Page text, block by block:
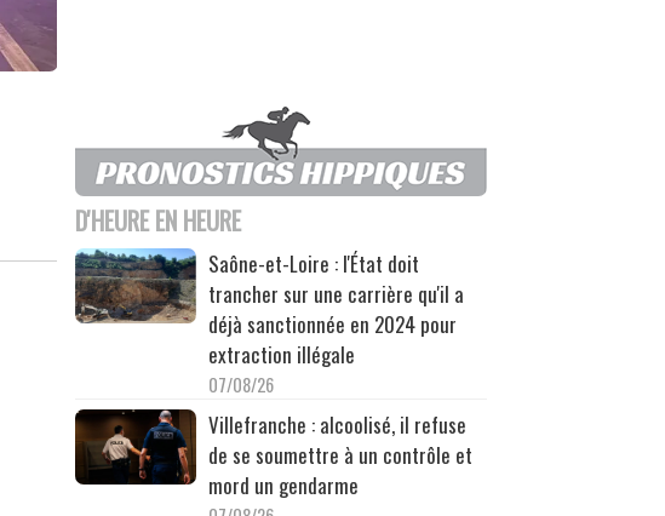
D'HEURE EN HEURE
Saône-et-Loire : l'État doit
trancher sur une carrière qu'il a
déjà sanctionnée en 2024 pour
extraction illégale
07/08/26
Villefranche : alcoolisé, il refuse
de se soumettre à un contrôle et
mord un gendarme